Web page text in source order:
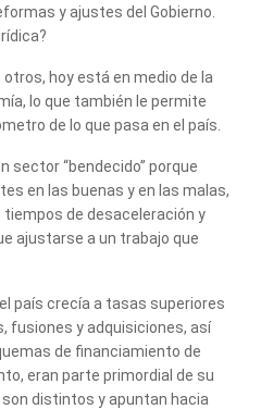
y ajustes del Gobierno.
hoy está en medio de la
lo que también le permite
de lo que pasa en el país.
sector “bendecido” porque
en las buenas y en las malas,
de desaceleración y
ajustarse a un trabajo que
país crecía a tasas superiores
fusiones y adquisiciones, así
de financiamiento de
eran parte primordial de su
distintos y apuntan hacia